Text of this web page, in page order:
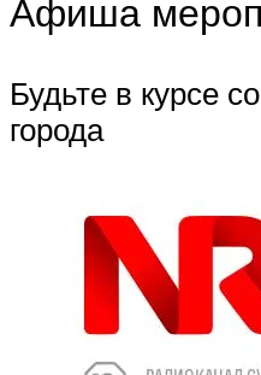
Афиша
Будьте в курсе
города